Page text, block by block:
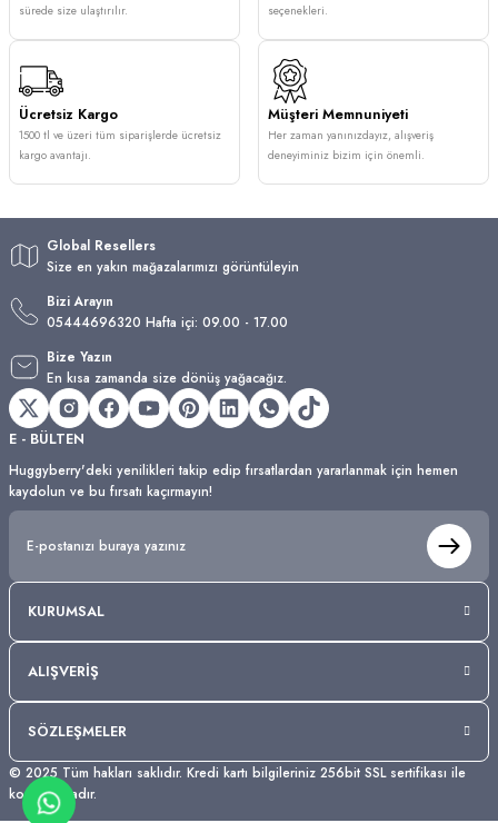
sürede size ulaştırılır.
seçenekleri.
Ücretsiz Kargo
1500 tl ve üzeri tüm siparişlerde ücretsiz
kargo avantajı.
Müşteri Memnuniyeti
Her zaman yanınızdayız, alışveriş
deneyiminiz bizim için önemli.
Global Resellers
Size en yakın mağazalarımızı görüntüleyin
Bizi Arayın
05444696320 Hafta içi: 09.00 - 17.00
Bize Yazın
En kısa zamanda size dönüş yağacağız.
KURUMSAL
ALIŞVERİŞ
SÖZLEŞMELER
E - BÜLTEN
Huggyberry'deki yenilikleri takip edip fırsatlardan yararlanmak için hemen
kaydolun ve bu fırsatı kaçırmayın!
© 2025 Tüm hakları saklıdır. Kredi kartı bilgileriniz 256bit SSL sertifikası ile
korunmaktadır.